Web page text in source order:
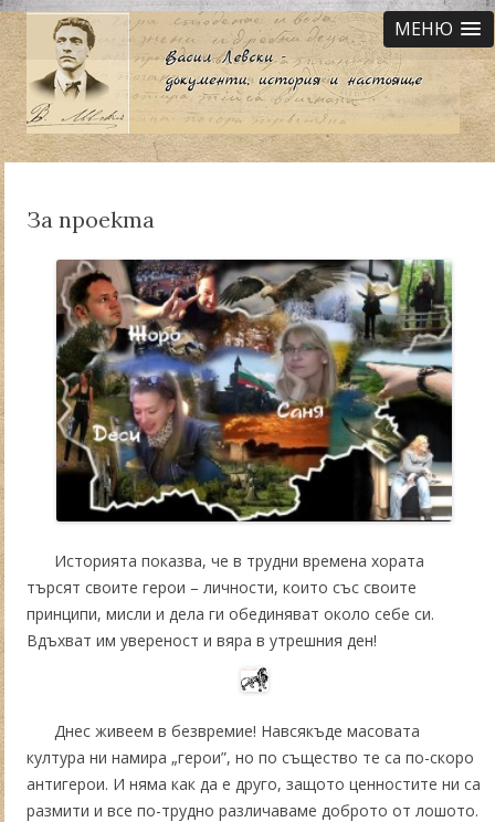
МЕНЮ
За проекта
Историята показва, че в трудни времена хората
търсят своите герои – личности, които със своите
принципи, мисли и дела ги обединяват около себе си.
Вдъхват им увереност и вяра в утрешния ден!
Днес живеем в безвремие! Навсякъде масовата
култура ни намира „герои”, но по същество те са по-скоро
антигерои. И няма как да е друго, защото ценностите ни са
размити и все по-трудно различаваме доброто от лошото.